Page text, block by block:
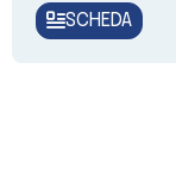
SCHEDA